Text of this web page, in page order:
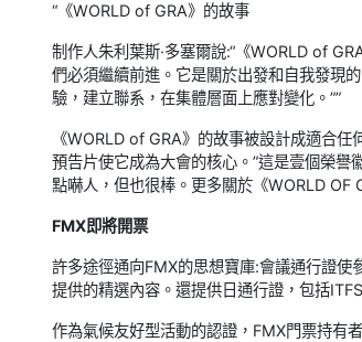
“《WORLD of GRA》的故事
制作人朱利葉斯·多塞爾說:“《WORLD of
們必須繼續前進。它是關於出發和自我發現
驗，建立聯系，在集體層面上應對變化。””
《WORLD of GRA》的故事被設計成適合
預告片使它成為大會的核心。”這是壹個榮
點嚇人，但也很棒。更多關於《WORLD OF
FMX即將開票
許多途徑通向FMX的思想寶庫:會議通行證
提供的精選內容。還提供日通行證，包括
作為氣候友好型活動的認證，FMX門票持有